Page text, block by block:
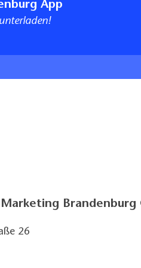
Märkische
19 Radtouren
3, 13,90 Euro
App
Brandenburg
26